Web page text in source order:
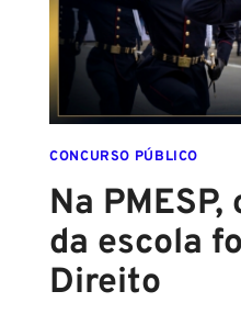
ALTURA
MÍNIMA
PARA
CONCURSO
POLICIAL:
CONCURSO PÚBLICO
Na
da escola
Direito